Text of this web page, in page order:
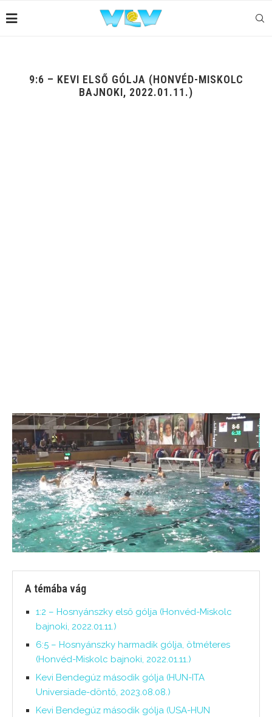
9:6 – KEVI ELSŐ GÓLJA (HONVÉD-MISKOLC
BAJNOKI, 2022.01.11.)
A témába vág
1:2 – Hosnyánszky első gólja (Honvéd-Miskolc
bajnoki, 2022.01.11.)
6:5 – Hosnyánszky harmadik gólja, ötméteres
(Honvéd-Miskolc bajnoki, 2022.01.11.)
Kevi Bendegúz második gólja (HUN-ITA
Universiade-döntő, 2023.08.08.)
Kevi Bendegúz második gólja (USA-HUN